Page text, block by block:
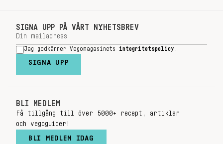
SIGNA UPP PÅ VÅRT NYHETSBREV
Jag godkänner Vegomagasinets integritetspolicy
SIGNA UPP
BLI MEDLEM
Få tillgång till över 5000+ recept, artiklar
och vegoguider!
BLI MEDLEM IDAG